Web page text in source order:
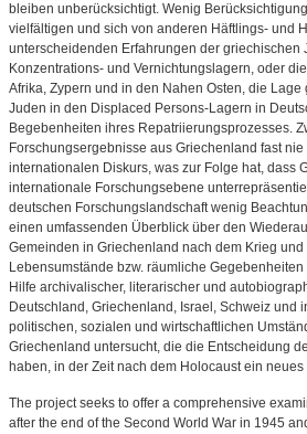
bleiben unberücksichtigt. Wenig
vielfältigen und sich von anderen Häftlings- und
unterscheidenden Erfahrungen der griechischen
Konzentrations- und Vernichtungslagern, oder
Afrika, Zypern und in den Nahen Osten, die
Juden in den Displaced Persons-Lagern in
Begebenheiten ihres Repatriierungsprozesses.
Forschungsergebnisse aus Griechenland fast
internationalen Diskurs, was zur Folge hat, dass
internationale Forschungsebene
deutschen Forschungslandschaft wenig
einen umfassenden Überblick über den
Gemeinden in Griechenland nach dem Krieg und
Lebensumstände bzw. räumliche
Hilfe archivalischer, literarischer und
Deutschland, Griechenland, Israel, Schweiz und
politischen, sozialen und wirtschaftlichen
Griechenland untersucht, die die Entscheidung
haben, in der Zeit nach dem Holocaust ein
The project seeks to offer a comprehensive
after the end of the Second World War in 1945